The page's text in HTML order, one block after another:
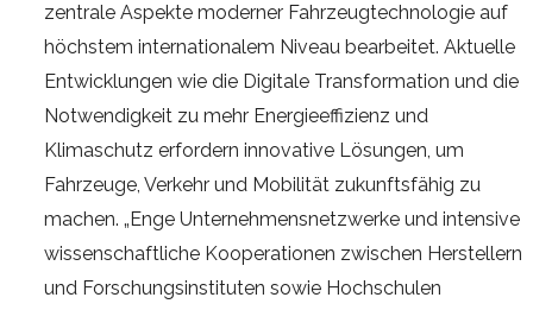
zentrale Aspekte moderner Fahrzeugtechnologie auf
höchstem internationalem Niveau bearbeitet. Aktuelle
Entwicklungen wie die Digitale Transformation und die
Notwendigkeit zu mehr Energieeffizienz und
Klimaschutz erfordern innovative Lösungen, um
Fahrzeuge, Verkehr und Mobilität zukunftsfähig zu
machen. „Enge Unternehmensnetzwerke und intensive
wissenschaftliche Kooperationen zwischen Herstellern
und Forschungsinstituten sowie Hochschulen